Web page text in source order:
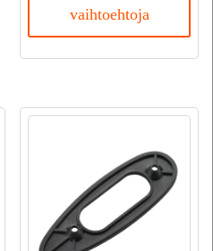
vaihtoehtoja